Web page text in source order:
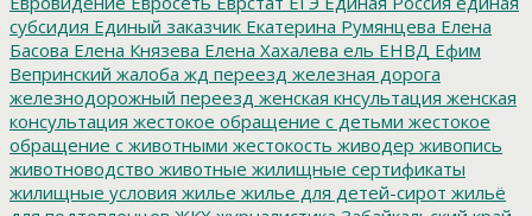
субсидия Единый заказчик Екатерина Румянцева Елена
Басова Елена Князева Елена Хахалева ель ЕНВД Ефим
Вепринский жалоба жд переезд железная дорога
железнодорожный переезд женская кнсультация женская
консультация жестокое обращение с детьми жестокое
обращение с животными жестокость живодер живопись
животноводство животные жилищные сертификаты
жилищные условия жилье жилье для детей-сирот жильё